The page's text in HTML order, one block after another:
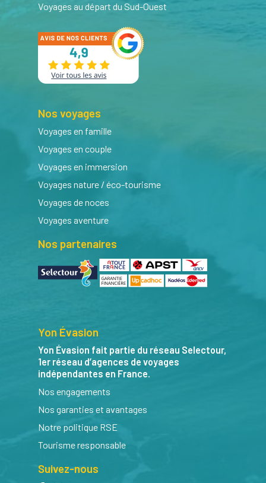
Voyages au départ du Sud-Ouest
Nos voyages
Voyages en famille
Voyages en couple
Voyages en immersion
Voyages nature / éco-tourisme
Voyages de noces
Voyages aventure
Nos partenaires
Yon Évasion
Yon Évasion fait partie du réseau Selectour,
1er réseau d’agences de voyages
indépendantes en France.
Nos engagements
Nos garanties et avantages
Notre politique RSE
Tourisme responsable
Suivez-nous